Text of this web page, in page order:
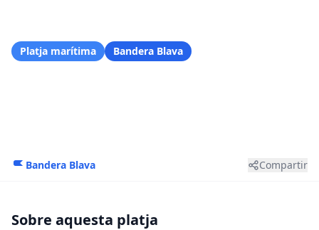
Platja marítima Bandera Blava
Bandera Blava Compartir
Sobre aquesta platja